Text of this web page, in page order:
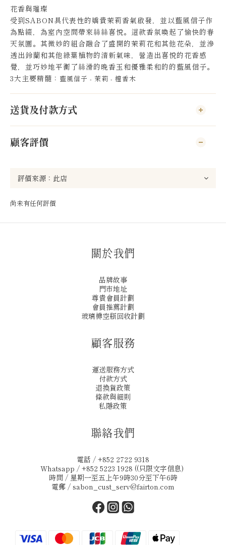
花香與璀璨
受到SABON具代表性的嬌貴茉莉香氣啟發，並以藍風信子作
為點綴，為室內空間帶來絲絲喜悅。這款香氛喚起了愉快的春
天氛圍。其微妙的組合融合了盛開的茉莉花和其他花朵，並滲
透出鈴蘭和其他綠葉植物的清新氣味，營造出喜悅的花香感
覺，並巧妙地平衡了絲滑的晚香玉和優雅柔和的的藍風信子。
3大主要精髓： 藍風信子 - 茉莉 - 檀香木
送貨及付款方式
顧客評價
尚未有任何評價
關於我們
品牌故事
門市地址
尊貴會員計劃
會員推薦計劃
玻璃樽空瓶回收計劃
顧客服務
運送服務方式
付款方式
退換貨政策
條款與細則
私隱政策
聯絡我們
電話 / +852 2722 9318
Whatsapp / +852 5223 1928 ((只限文字信息)
時間 / 星期一至五上午9時30分至下午6時
電郵 / sabon_cust_serv@fairton.com